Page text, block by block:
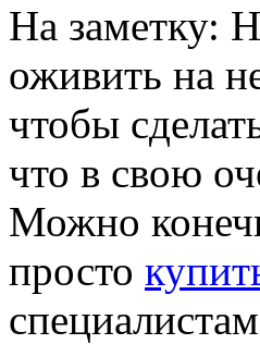
На заметку:
оживить на
чтобы
что в свою
Можно
просто